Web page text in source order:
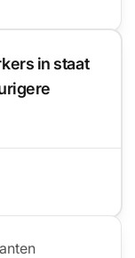
in staat